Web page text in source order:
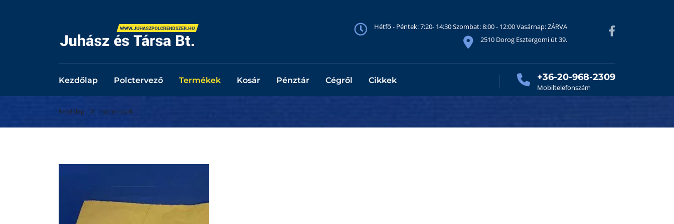
Hétfő - Péntek: 7:20- 14:30 Szombat: 8:00 - 12:00 Vasárnap: ZÁRVA
2510 Dorog Esztergomi út 39.
Kezdőlap Polctervező Termékek Kosár Pénztár Cégről Cikkek +36-20-968-2309
Mobiltelefonszám
Kezdőlap natron zsak